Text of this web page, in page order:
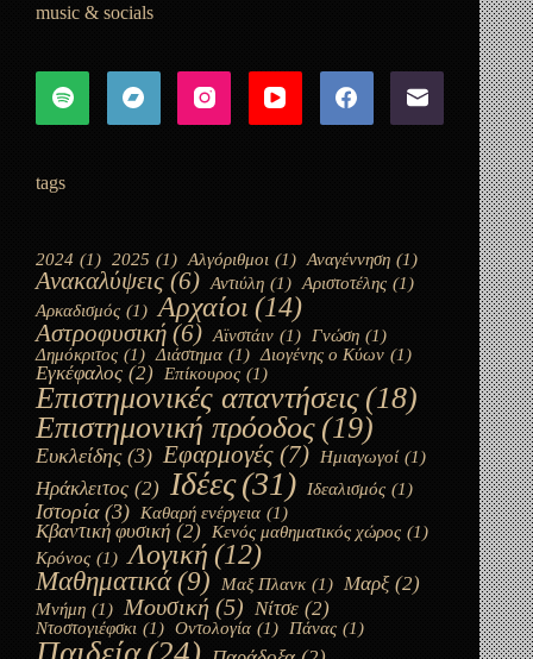
music & socials
tags
2024 (1) 2025 (1) Αλγόριθμοι (1) Αναγέννηση (1)
Ανακαλύψεις (6) Αντιύλη (1) Αριστοτέλης (1)
Αρκαδισμός (1) Αρχαίοι (14)
Αστροφυσική (6) Αϊνστάιν (1) Γνώση (1)
Δημόκριτος (1) Διάστημα (1) Διογένης ο Κύων (1)
Εγκέφαλος (2) Επίκουρος (1)
Επιστημονικές απαντήσεις (18)
Επιστημονική πρόοδος (19)
Ευκλείδης (3) Εφαρμογές (7) Ημιαγωγοί (1)
Ηράκλειτος (2) Ιδέες(31) Ιδεαλισμός (1)
Ιστορία (3) Καθαρή ενέργεια (1)
Κβαντική φυσική (2) Κενός μαθηματικός χώρος (1)
Κρόνος (1) Λογική (12)
Μαθηματικά (9) Μαξ Πλανκ (1) Μαρξ (2)
Μνήμη (1) Μουσική (5) Νίτσε (2)
Ντοστογιέφσκι (1) Οντολογία (1) Πάνας (1)